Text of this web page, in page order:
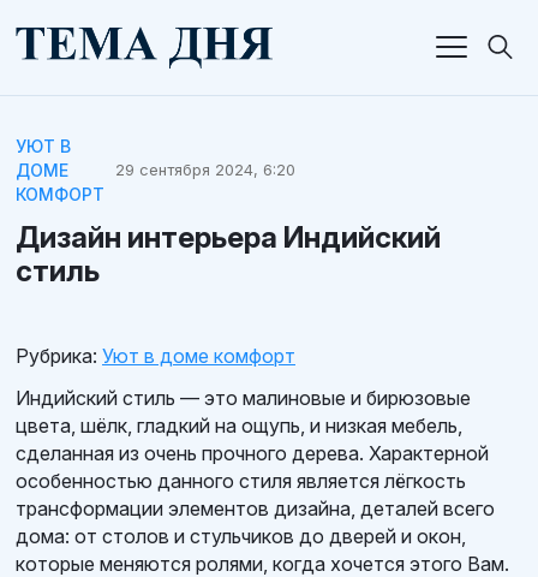
УЮТ В
ДОМЕ
КОМФОРТ
29 сентября 2024, 6:20
Дизайн интерьера Индийский
стиль
Рубрика: Уют в доме комфорт
Индийский стиль — это малиновые и бирюзовые
цвета, шёлк, гладкий на ощупь, и низкая мебель,
сделанная из очень прочного дерева. Характерной
особенностью данного стиля является лёгкость
трансформации элементов дизайна, деталей всего
дома: от столов и стульчиков до дверей и окон,
которые меняются ролями, когда хочется этого Вам.